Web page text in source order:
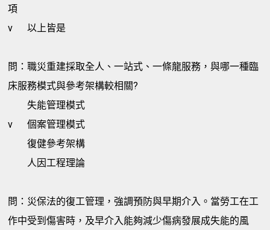
項
v
以上皆是
問：職災重建採取全人、一站式、一條龍服務，與哪一種臨
床服務模式與參考架構較相關?
失能管理模式
v
個案管理模式
復健參考架構
人因工程理論
問：災保法的復工管理，強調預防與早期介入。當勞工在工
作中受到傷害時，及早介入能夠減少傷病發展成失能的風